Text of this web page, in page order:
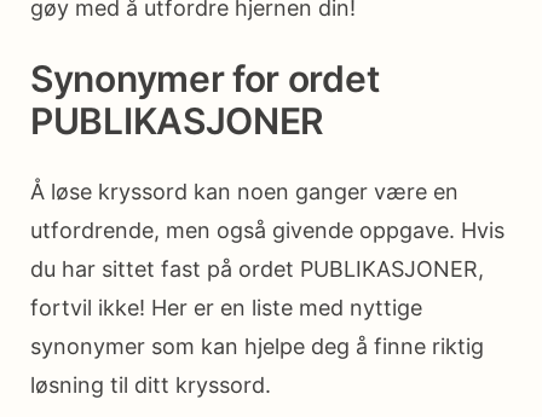
gøy med å utfordre hjernen din!
Synonymer for ordet
PUBLIKASJONER
Å løse kryssord kan noen ganger være en
utfordrende, men også givende oppgave. Hvis
du har sittet fast på ordet PUBLIKASJONER,
fortvil ikke! Her er en liste med nyttige
synonymer som kan hjelpe deg å finne riktig
løsning til ditt kryssord.